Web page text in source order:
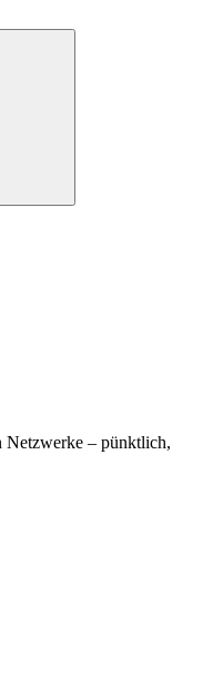
Netzwerke – pünktlich,